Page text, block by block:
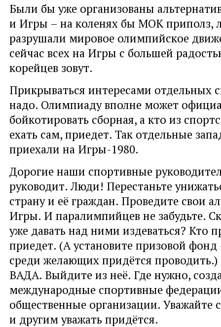
Были бы уже организованы
и Игры – на коленях бы МОК приполз,
разрушали мировое олимпийское
сейчас всех на Игры с большей
корейцев зовут.
Прикрываться интересами отдельных
надо. Олимпиаду вполне может
бойкотировать сборная, а кто из
ехать сам, приедет. Так отдельные
приехали на Игры-1980.
Дорогие наши спортивные
руководит. Люди! Перестаньте
страну и её граждан. Проведите свои
Игры. И паралимпийцев не забудьте.
уже давать над ними издеваться? Кто
приедет. (А установите призовой
среди желающих придётся проводить.)
ВАДА. Выйдите из неё. Где нужно,
международные спортивные
общественные организации. Уважайте
и другим уважать придётся.